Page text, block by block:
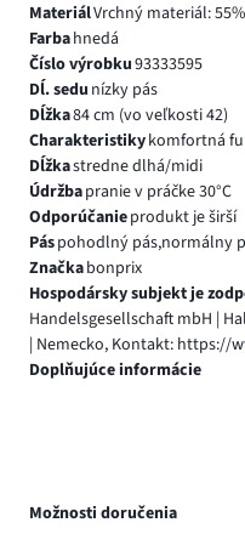
MateriálVrchný materiál:
Farbahnedá
Číslo výrobku93333595
Dĺ. sedu nízky pás
Dĺžka84 cm (vo veľkosti 42)
Charakteristikykomfortná
Dĺžkastredne dlhá/midi
Údržbapranie v práčke 30°C
Odporúčanieprodukt je širší
Páspohodlný pás,normálny
Značkabonprix
Hospodársky subjekt je
Handelsgesellschaft mbH |
| Nemecko, Kontakt: https://
Doplňujúce informácie
Možnosti doručenia